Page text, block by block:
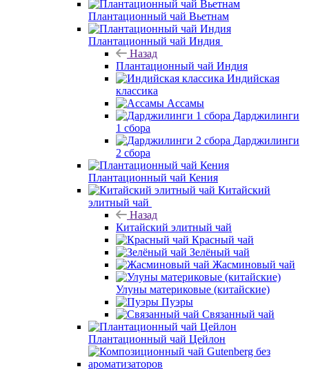
Плантационный чай Вьетнам
Плантационный чай Индия
Назад
Плантационный чай Индия
Индийская
классика
Ассамы
Дарджилинги
1 сбора
Дарджилинги
2 сбора
Плантационный чай Кения
Китайский
элитный чай
Назад
Китайский элитный чай
Красный чай
Зелёный чай
Жасминовый чай
Улуны материковые (китайские)
Пуэры
Связанный чай
Плантационный чай Цейлон